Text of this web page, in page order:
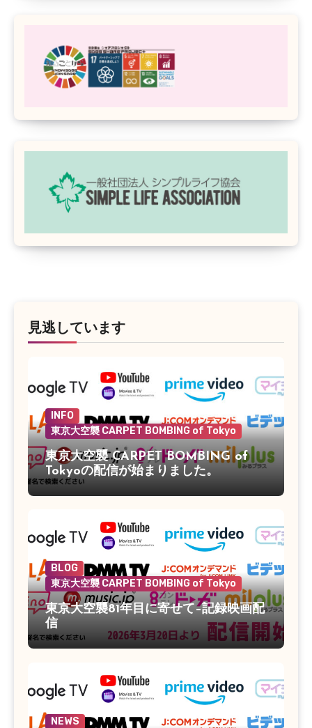
見逃しています
INFO
東京大空襲 CARPET BOMBING of Tokyo
東京大空襲 CARPET BOMBING of
Tokyoの配信が始まりました。
BLOG
東京大空襲 CARPET BOMBING of Tokyo
東京大空襲81年目に寄せて–記録映画配
信
NEWS